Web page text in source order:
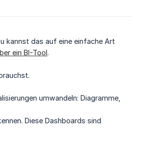
kannst das auf eine einfache Art
ein BI-Tool.
umwandeln: Diagramme,
Diese Dashboards sind